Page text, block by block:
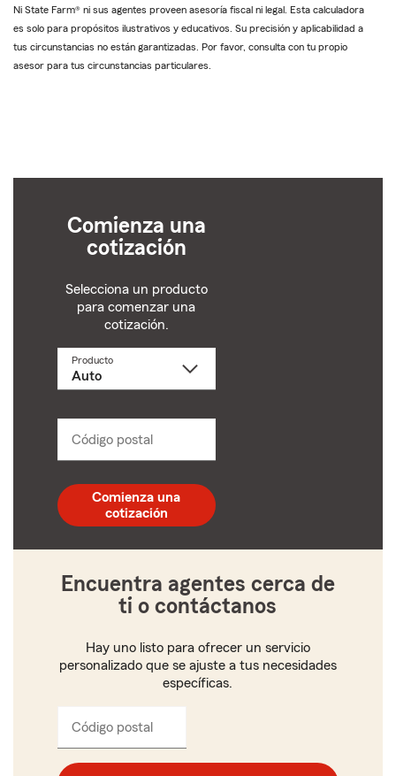
Ni State Farm® ni sus agentes proveen asesoría fiscal ni legal. Esta calculadora
es solo para propósitos ilustrativos y educativos. Su precisión y aplicabilidad a
tus circunstancias no están garantizadas. Por favor, consulta con tu propio
asesor para tus circunstancias particulares.
Comienza una
cotización
Selecciona un producto
para comenzar una
cotización.
ProductoSelecciona
dropdown
Código postal
postal
de
5
Comienza una
cotización
Encuentra agentes cerca de
ti o contáctanos
Hay uno listo para ofrecer un servicio
personalizado que se ajuste a tus necesidades
específicas.
Código postal